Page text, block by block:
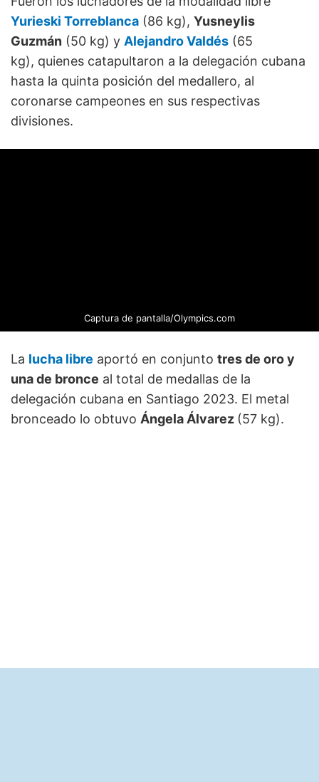
Yurieski Torreblanca (86 kg), Yusneylis
Guzmán (50 kg) y Alejandro Valdés (65
kg), quienes catapultaron a la delegación cubana
hasta la quinta posición del medallero, al
coronarse campeones en sus respectivas
divisiones.
Captura de pantalla/Olympics.com
La lucha libre aportó en conjunto tres de oro y
una de bronce al total de medallas de la
delegación cubana en Santiago 2023. El metal
bronceado lo obtuvo Ángela Álvarez (57 kg).